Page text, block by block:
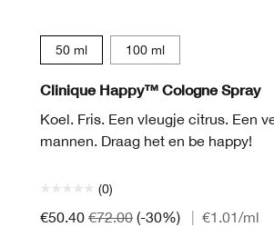
50 ml 100 ml
Clinique Happy™ Cologne Spray
Koel. Fris. Een vleugje citrus. Een
mannen. Draag het en be happy!
(0)
€50.40 €72.00 (-30%) €1.01/ml